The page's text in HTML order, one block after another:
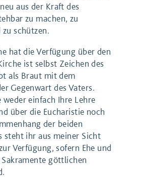
aus der Kraft des
zu machen, zu
schützen.
hat die Verfügung über den
ist selbst Zeichen des
als Braut mit dem
Gegenwart des Vaters.
weder einfach Ihre Lehre
über die Eucharistie noch
der beiden
steht ihr aus meiner Sicht
Verfügung, sofern Ehe und
göttlichen